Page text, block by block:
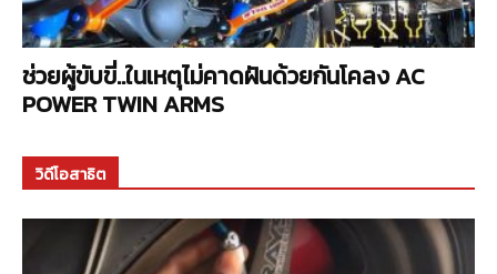
ช่วยผู้ขับขี่..ในเหตุไม่คาดฝันด้วยกันโคลง AC
POWER TWIN ARMS
วิดีโอสาธิต